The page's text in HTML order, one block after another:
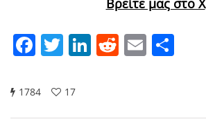
Βρείτε μας στο X
Facebook
Twitter
LinkedIn
Reddit
Email
1784 17